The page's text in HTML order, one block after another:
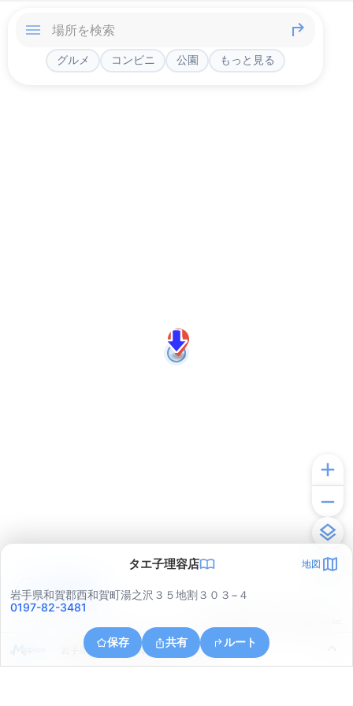
グルメ コンビニ 公園 もっと見る
タエ子理容店 地図
岩手県和賀郡西和賀町湯之沢３５地割３０３−４
0197-82-3481
保存 共有 ルート
岩手県和賀郡西和賀町湯之沢３５地割
アプリで見る